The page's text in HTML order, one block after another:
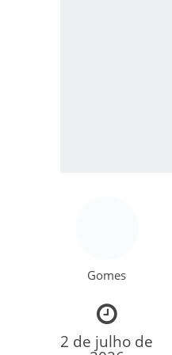
Gomes
2 de julho de